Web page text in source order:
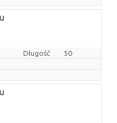
Długość
50